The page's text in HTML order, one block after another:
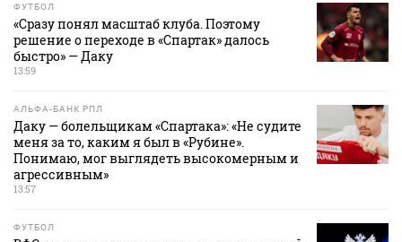
ФУТБОЛ
«Сразу понял масштаб клуба. Поэтому
решение о переходе в «Спартак» далось
быстро» — Даку
13:59
АЛЬФА-БАНК РПЛ
Даку — болельщикам «Спартака»: «Не судите
меня за то, каким я был в «Рубине».
Понимаю, мог выглядеть высокомерным и
агрессивным»
13:57
ФУТБОЛ